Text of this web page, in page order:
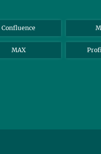
Confluence
MAX